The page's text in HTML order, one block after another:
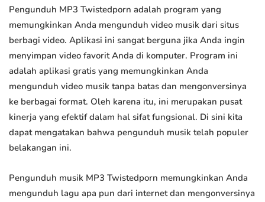
Pengunduh MP3 Twistedporn adalah program yang
memungkinkan Anda mengunduh video musik dari situs
berbagi video. Aplikasi ini sangat berguna jika Anda ingin
menyimpan video favorit Anda di komputer. Program ini
adalah aplikasi gratis yang memungkinkan Anda
mengunduh video musik tanpa batas dan mengonversinya
ke berbagai format. Oleh karena itu, ini merupakan pusat
kinerja yang efektif dalam hal sifat fungsional. Di sini kita
dapat mengatakan bahwa pengunduh musik telah populer
belakangan ini.
Pengunduh musik MP3 Twistedporn memungkinkan Anda
mengunduh lagu apa pun dari internet dan mengonversinya